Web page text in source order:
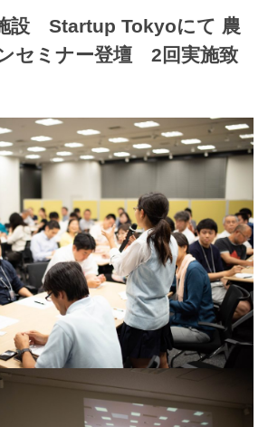
設 Startup Tokyoにて 農
セミナー登壇 2回実施致